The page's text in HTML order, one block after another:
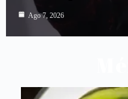
Ago 7, 2026